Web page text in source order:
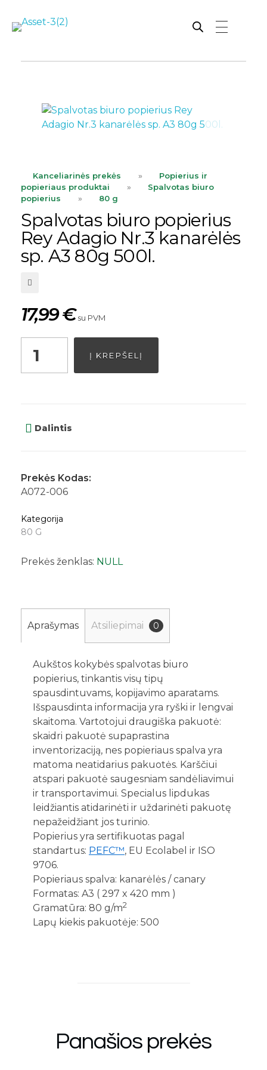
Kanceliarinės prekės »
Popierius ir
popieriaus produktai
»
Spalvotas biuro
popierius
» 80 g
Spalvotas biuro popierius
Rey Adagio Nr.3 kanarėlės
sp. A3 80g 500l.
17,99€ su PVM
Į KREPŠELĮ
Dalintis
Prekės Kodas:
A072-006
Kategorija
80 G
Prekės ženklas: NULL
Aprašymas Atsiliepimai 0
Aukštos kokybės spalvotas biuro
popierius, tinkantis visų tipų
spausdintuvams, kopijavimo aparatams.
Išspausdinta informacija yra ryški ir lengvai
skaitoma. Vartotojui draugiška pakuotė:
skaidri pakuotė supaprastina
inventorizaciją, nes popieriaus spalva yra
matoma neatidarius pakuotės. Karščiui
atspari pakuotė saugesniam sandėliavimui
ir transportavimui. Specialus lipdukas
leidžiantis atidarinėti ir uždarinėti pakuotę
nepažeidžiant jos turinio.
Popierius yra sertifikuotas pagal
standartus: PEFC™, EU Ecolabel ir ISO
9706.
Popieriaus spalva: kanarėlės / canary
Formatas: A3 ( 297 x 420 mm )
Gramatūra: 80 g/m2
Lapų kiekis pakuotėje: 500
Panašios prekės